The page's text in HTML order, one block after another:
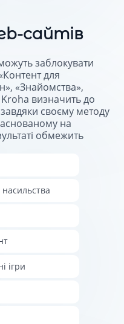
ігри
сайтів
заблокувати
для
«Знайомства»,
Kroha визначить до
завдяки своєму методу
на
обмежить